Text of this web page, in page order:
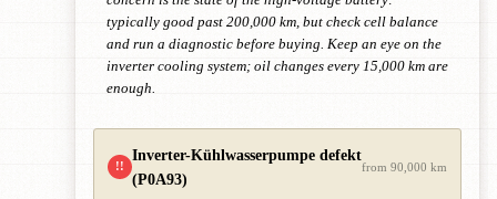
typically good past 200,000 km, but check cell balance
and run a diagnostic before buying. Keep an eye on the
inverter cooling system; oil changes every 15,000 km are
enough.
!!
Inverter-Kühlwasserpumpe defekt
(P0A93)
from 90,000 km